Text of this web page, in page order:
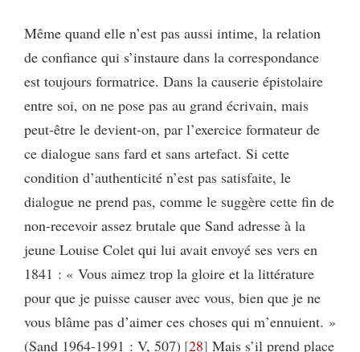
Même quand elle n’est pas aussi intime, la relation
de confiance qui s’instaure dans la correspondance
est toujours formatrice. Dans la causerie épistolaire
entre soi, on ne pose pas au grand écrivain, mais
peut-être le devient-on, par l’exercice formateur de
ce dialogue sans fard et sans artefact. Si cette
condition d’authenticité n’est pas satisfaite, le
dialogue ne prend pas, comme le suggère cette fin de
non-recevoir assez brutale que Sand adresse à la
jeune Louise Colet qui lui avait envoyé ses vers en
1841 : « Vous aimez trop la gloire et la littérature
pour que je puisse causer avec vous, bien que je ne
vous blâme pas d’aimer ces choses qui m’ennuient. »
(Sand 1964-1991 : V, 507) 28 Mais s’il prend place